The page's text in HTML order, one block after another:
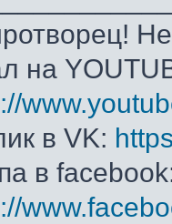
на
в VK:
в